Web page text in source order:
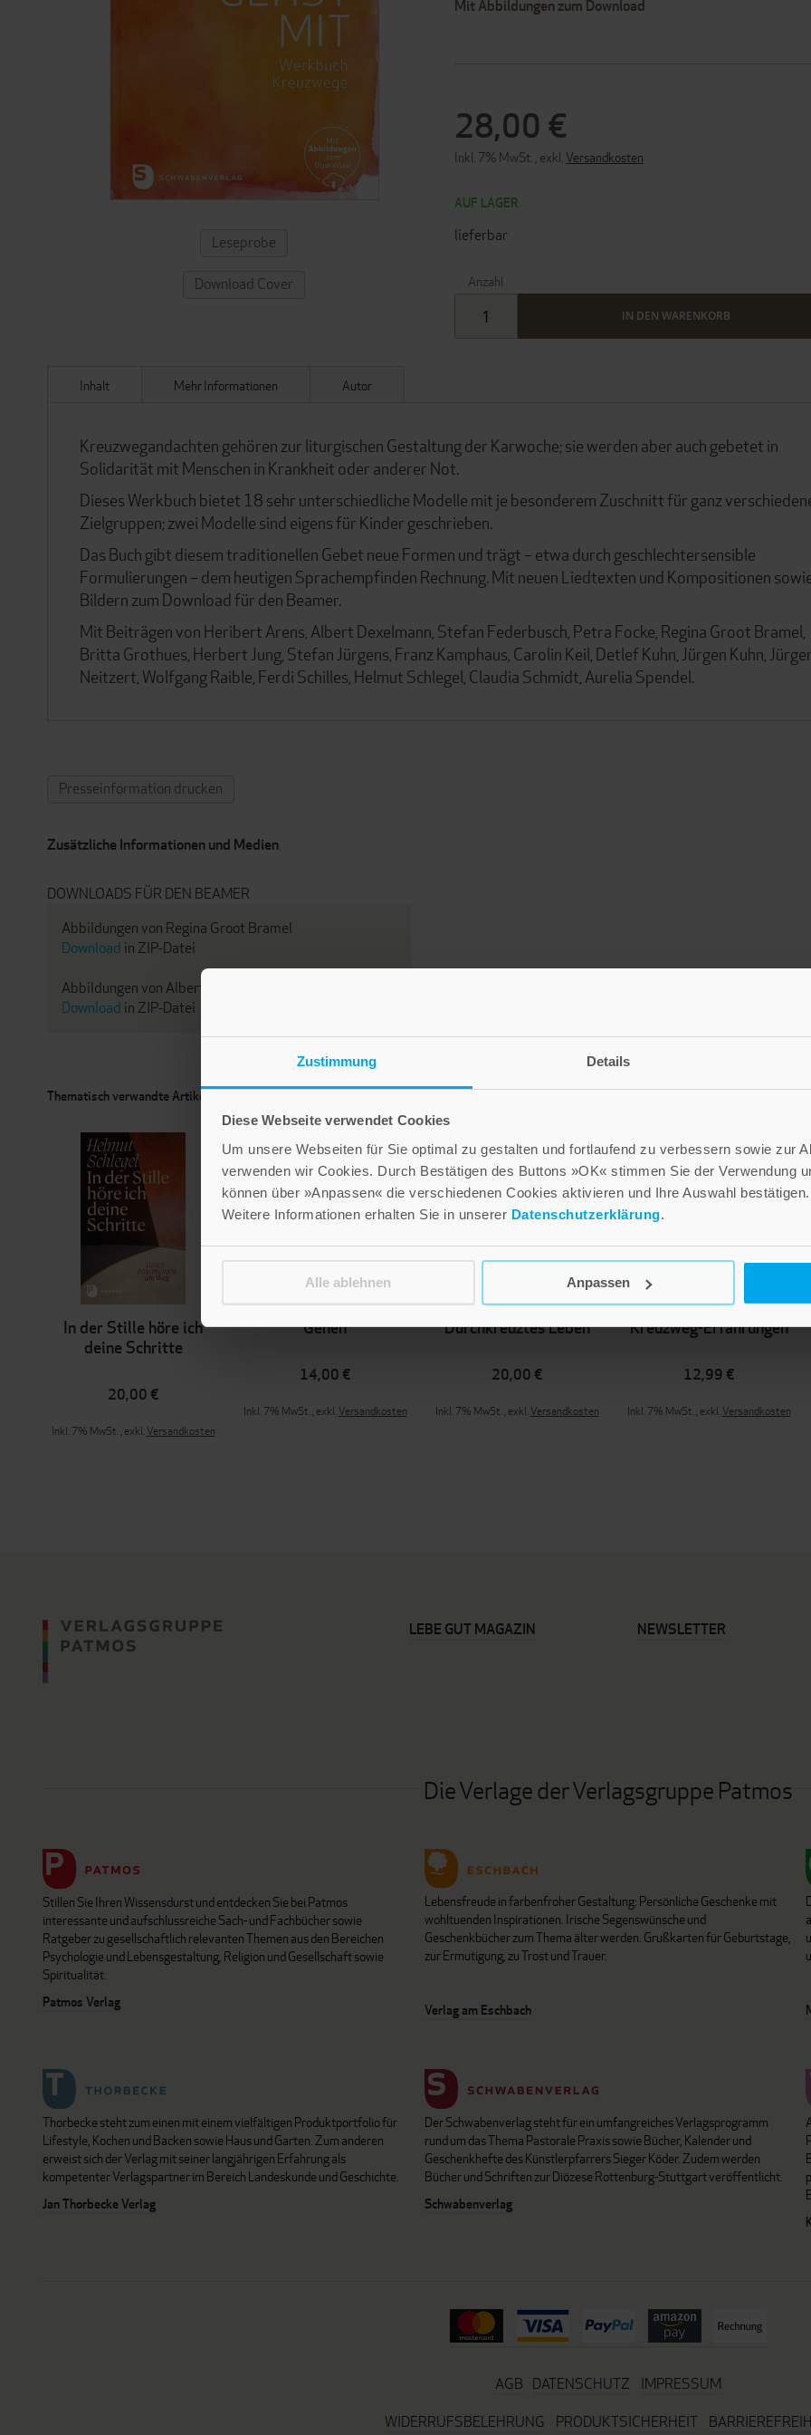
Zustimmung Details
Diese Webseite verwendet Cookies
Um unsere Webseiten für Sie optimal zu gestalten und fortlaufend zu verbessern sowie zur
verwenden wir Cookies. Durch Bestätigen des Buttons »OK« stimmen Sie der Verwendung
können über »Anpassen« die verschiedenen Cookies aktivieren und Ihre Auswahl bestätigen.
Weitere Informationen erhalten Sie in unserer Datenschutzerklärung.
Alle ablehnen Anpassen
Mit Abbildungen zum Download
28,00 €
Inkl. 7% MwSt. , exkl. Versandkosten
AUF LAGER
lieferbar
Anzahl
IN DEN WARENKORB
ZUM
ANFANG
BILDERGALERIE
Leseprobe
Download Cover
Inhalt
Kreuzwegandachten gehören zur liturgischen Gestaltung der Karwoche; sie werden aber auch gebetet in
Solidarität mit Menschen in Krankheit oder anderer Not.
Dieses Werkbuch bietet 18 sehr unterschiedliche Modelle mit je besonderem Zuschnitt für ganz
Zielgruppen; zwei Modelle sind eigens für Kinder geschrieben.
Das Buch gibt diesem traditionellen Gebet neue Formen und trägt – etwa durch geschlechtersensible
Formulierungen – dem heutigen Sprachempfinden Rechnung. Mit neuen Liedtexten und Kompositionen
Bildern zum Download für den Beamer.
Mit Beiträgen von Heribert Arens, Albert Dexelmann, Stefan Federbusch, Petra Focke, Regina Groot Bramel,
Britta Grothues, Herbert Jung, Stefan Jürgens, Franz Kamphaus, Carolin Keil, Detlef Kuhn, Jürgen Kuhn,
Neitzert, Wolfgang Raible, Ferdi Schilles, Helmut Schlegel, Claudia Schmidt, Aurelia Spendel.
Mehr Informationen Autor
Presseinformation drucken
Zusätzliche Informationen und Medien
DOWNLOADS FÜR DEN BEAMER
Abbildungen von Regina Groot Bramel
Download in ZIP-Datei
Abbildungen von Albert Dexelmann
Download in ZIP-Datei
Thematisch verwandte Artikel
In der Stille höre ich
deine Schritte
20,00 €
Inkl. 7% MwSt.,exkl.Versandkosten
Gehen
14,00 €
Inkl. 7% MwSt.,exkl.Versandkosten
Durchkreuztes Leben
20,00 €
Inkl. 7% MwSt.,exkl.Versandkosten
Kreuzweg-Erfahrungen
12,99 €
Inkl. 7% MwSt.,exkl.Versandkosten
LEBE GUT MAGAZIN NEWSLETTER
Die Verlage der Verlagsgruppe Patmos
Stillen Sie Ihren Wissensdurst und entdecken Sie bei Patmos
interessante und aufschlussreiche Sach- und Fachbücher sowie
Ratgeber zu gesellschaftlich relevanten Themen aus den Bereichen
Psychologie und Lebensgestaltung, Religion und Gesellschaft sowie
Spiritualität.
Patmos Verlag
Lebensfreude in farbenfroher Gestaltung: Persönliche Geschenke mit
wohltuenden Inspirationen. Irische Segenswünsche und
Geschenkbücher zum Thema älter werden. Grußkarten für Geburtstage,
zur Ermutigung, zu Trost und Trauer.
Verlag am Eschbach
Thorbecke steht zum einen mit einem vielfältigen Produktportfolio für
Lifestyle, Kochen und Backen sowie Haus und Garten. Zum anderen
erweist sich der Verlag mit seiner langjährigen Erfahrung als
kompetenter Verlagspartner im Bereich Landeskunde und Geschichte.
Jan Thorbecke Verlag
Der Schwabenverlag steht für ein umfangreiches Verlagsprogramm
rund um das Thema Pastorale Praxis sowie Bücher, Kalender und
Geschenkhefte des Künstlerpfarrers Sieger Köder. Zudem werden
Bücher und Schriften zur Diözese Rottenburg-Stuttgart veröffentlicht.
Schwabenverlag
AGB DATENSCHUTZ
IMPRESSUM
WIDERRUFSBELEHRUNG
PRODUKTSICHERHEIT